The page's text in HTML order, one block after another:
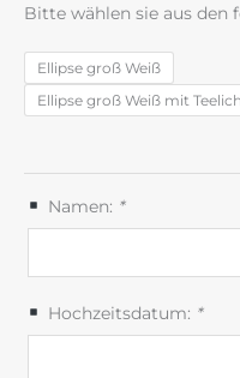
Bitte wählen sie aus den
Ellipse groß Weiß
Ellipse groß Weiß mit
Namen: *
Hochzeitsdatum: *